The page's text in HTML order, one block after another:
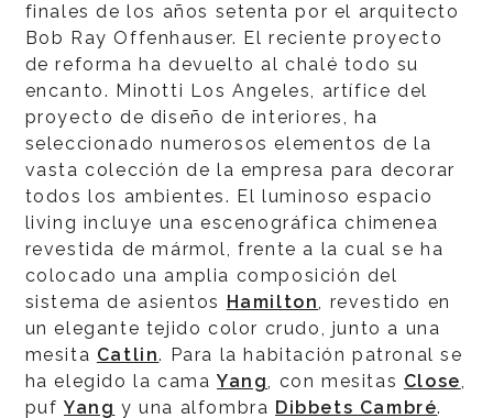
finales de los años setenta por el arquitecto
Bob Ray Offenhauser. El reciente proyecto
de reforma ha devuelto al chalé todo su
encanto. Minotti Los Angeles, artífice del
proyecto de diseño de interiores, ha
seleccionado numerosos elementos de la
vasta colección de la empresa para decorar
todos los ambientes. El luminoso espacio
living incluye una escenográfica chimenea
revestida de mármol, frente a la cual se ha
colocado una amplia composición del
sistema de asientos Hamilton, revestido en
un elegante tejido color crudo, junto a una
mesita Catlin. Para la habitación patronal se
ha elegido la cama Yang, con mesitas Close,
puf Yang y una alfombra Dibbets Cambré.